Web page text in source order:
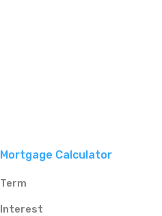
Mortgage Calculator
Term
Interest